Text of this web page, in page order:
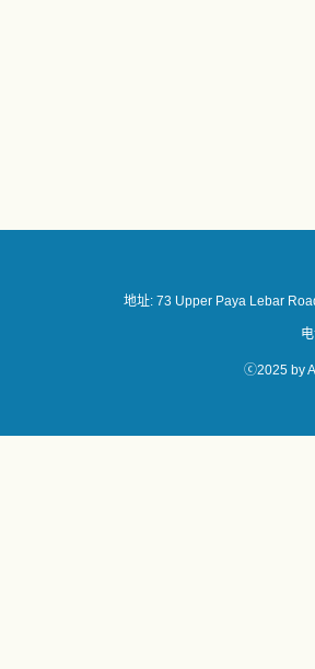
地址: 73 Upper Paya Lebar
ⓒ2025 by